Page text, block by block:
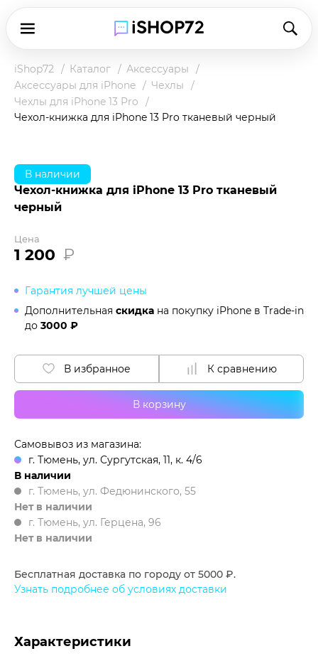
iShop72 Каталог
Аксессуары
Аксессуары для iPhone
Чехлы
Чехлы для iPhone 13 Pro
Чехол-книжка для iPhone 13 Pro тканевый черный
В наличии
Чехол-книжка для iPhone 13 Pro тканевый
черный
Цена
1 200 ₽
Гарантия лучшей цены
Дополнительная скидка на покупку iPhone в Trade-in
до 3000 ₽
В корзину
В избранное К сравнению
Самовывоз из магазина:
г. Тюмень, ул. Сургутская, 11, к. 4/6
В наличии
г. Тюмень, ул. Федюнинского, 55
Нет в наличии
г. Тюмень, ул. Герцена, 96
Нет в наличии
Бесплатная доставка по городу от 5000 ₽.
Узнать подробнее об условиях доставки
Характеристики